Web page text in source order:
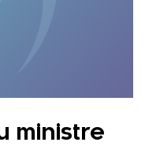
ministre